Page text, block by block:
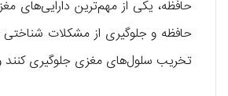
حافظه، یکی از مهم‌ترین
حافظه و جلوگیری از مشکلات شناختی
تخریب سلول‌های مغزی جلوگیری کنند